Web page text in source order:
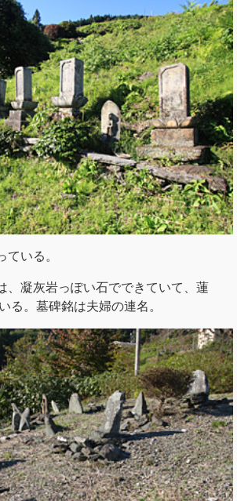
ている。
、凝灰岩っぽい石でできていて、蓮
る。墓碑銘は夫婦の連名。